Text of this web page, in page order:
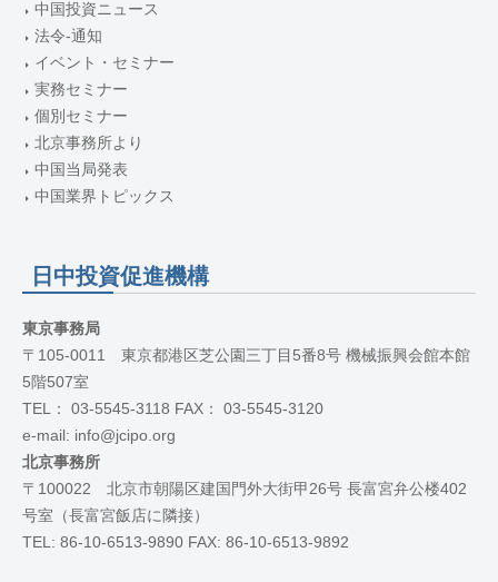
中国投資ニュース
法令-通知
イベント・セミナー
実務セミナー
個別セミナー
北京事務所より
中国当局発表
中国業界トピックス
日中投資促進機構
東京事務局
〒105-0011 東京都港区芝公園三丁目5番8号 機械振興会館本館
5階507室
TEL： 03-5545-3118 FAX： 03-5545-3120
e-mail: info@jcipo.org
北京事務所
〒100022 北京市朝陽区建国門外大街甲26号 長富宮弁公楼402
号室（長富宮飯店に隣接）
TEL: 86-10-6513-9890 FAX: 86-10-6513-9892